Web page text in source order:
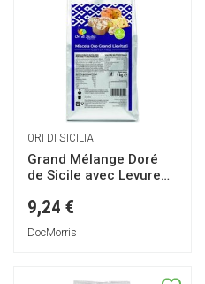
ORI DI SICILIA
Grand Mélange Doré
de Sicile avec Levure
9,24 €
DocMorris